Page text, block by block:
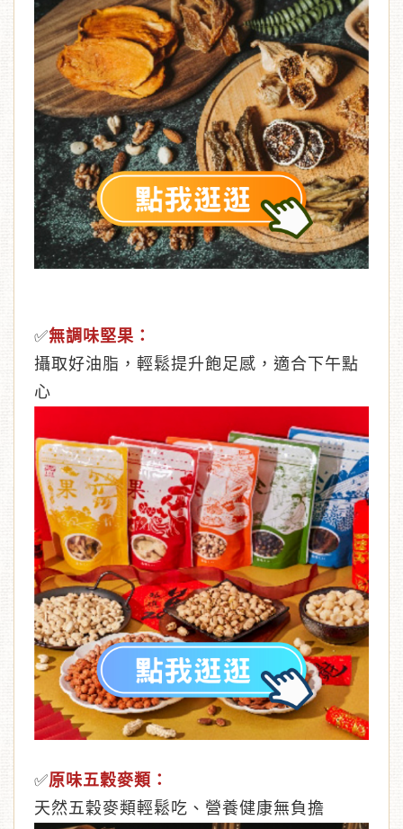
✅無調味堅果：
攝取好油脂，輕鬆提升飽足感，適合下午點
心
✅原味五穀麥類：
天然五穀麥類輕鬆吃、營養健康無負擔